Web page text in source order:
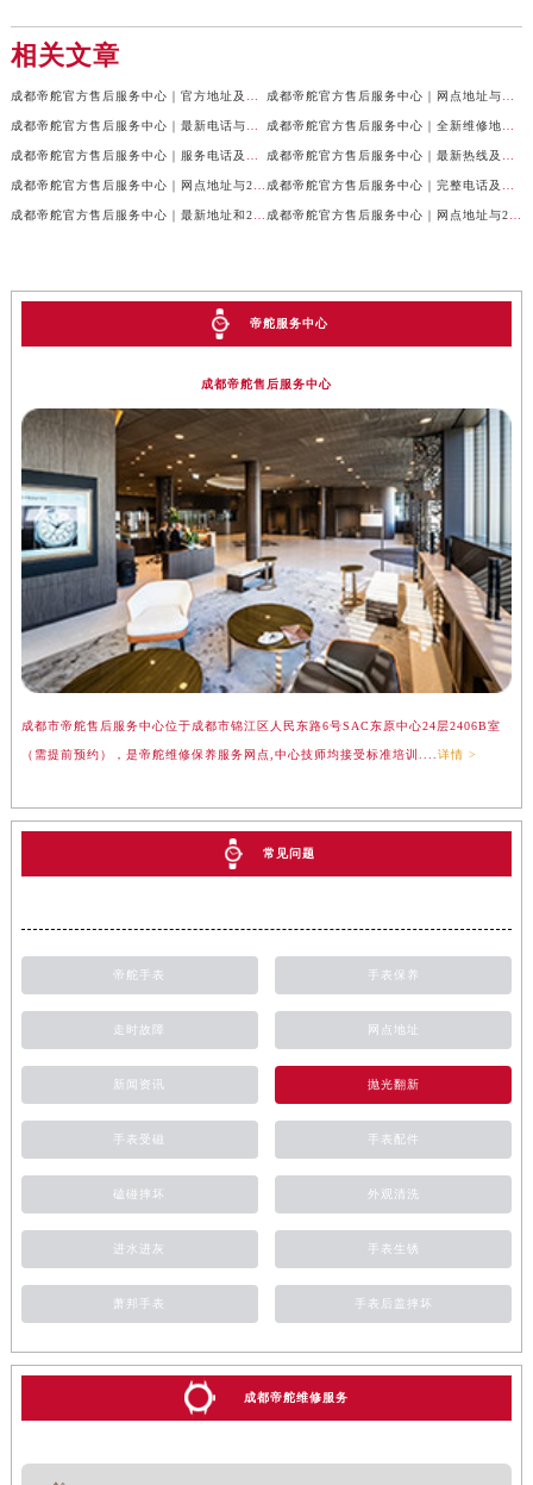
相关文章
帝舵服务中心
成都帝舵售后服务中心
成都市帝舵售后服务中心位于成都市锦江区人民东路6号SAC东原中心24层2406B室
（需提前预约），是帝舵维修保养服务网点,中心技师均接受标准培训.... 详情 >
常见问题
帝舵手表 手表保养
走时故障 网点地址
新闻资讯 抛光翻新
手表受磁 手表配件
磕碰摔坏 外观清洗
进水进灰 手表生锈
萧邦手表 手表后盖摔坏
成都帝舵维修服务